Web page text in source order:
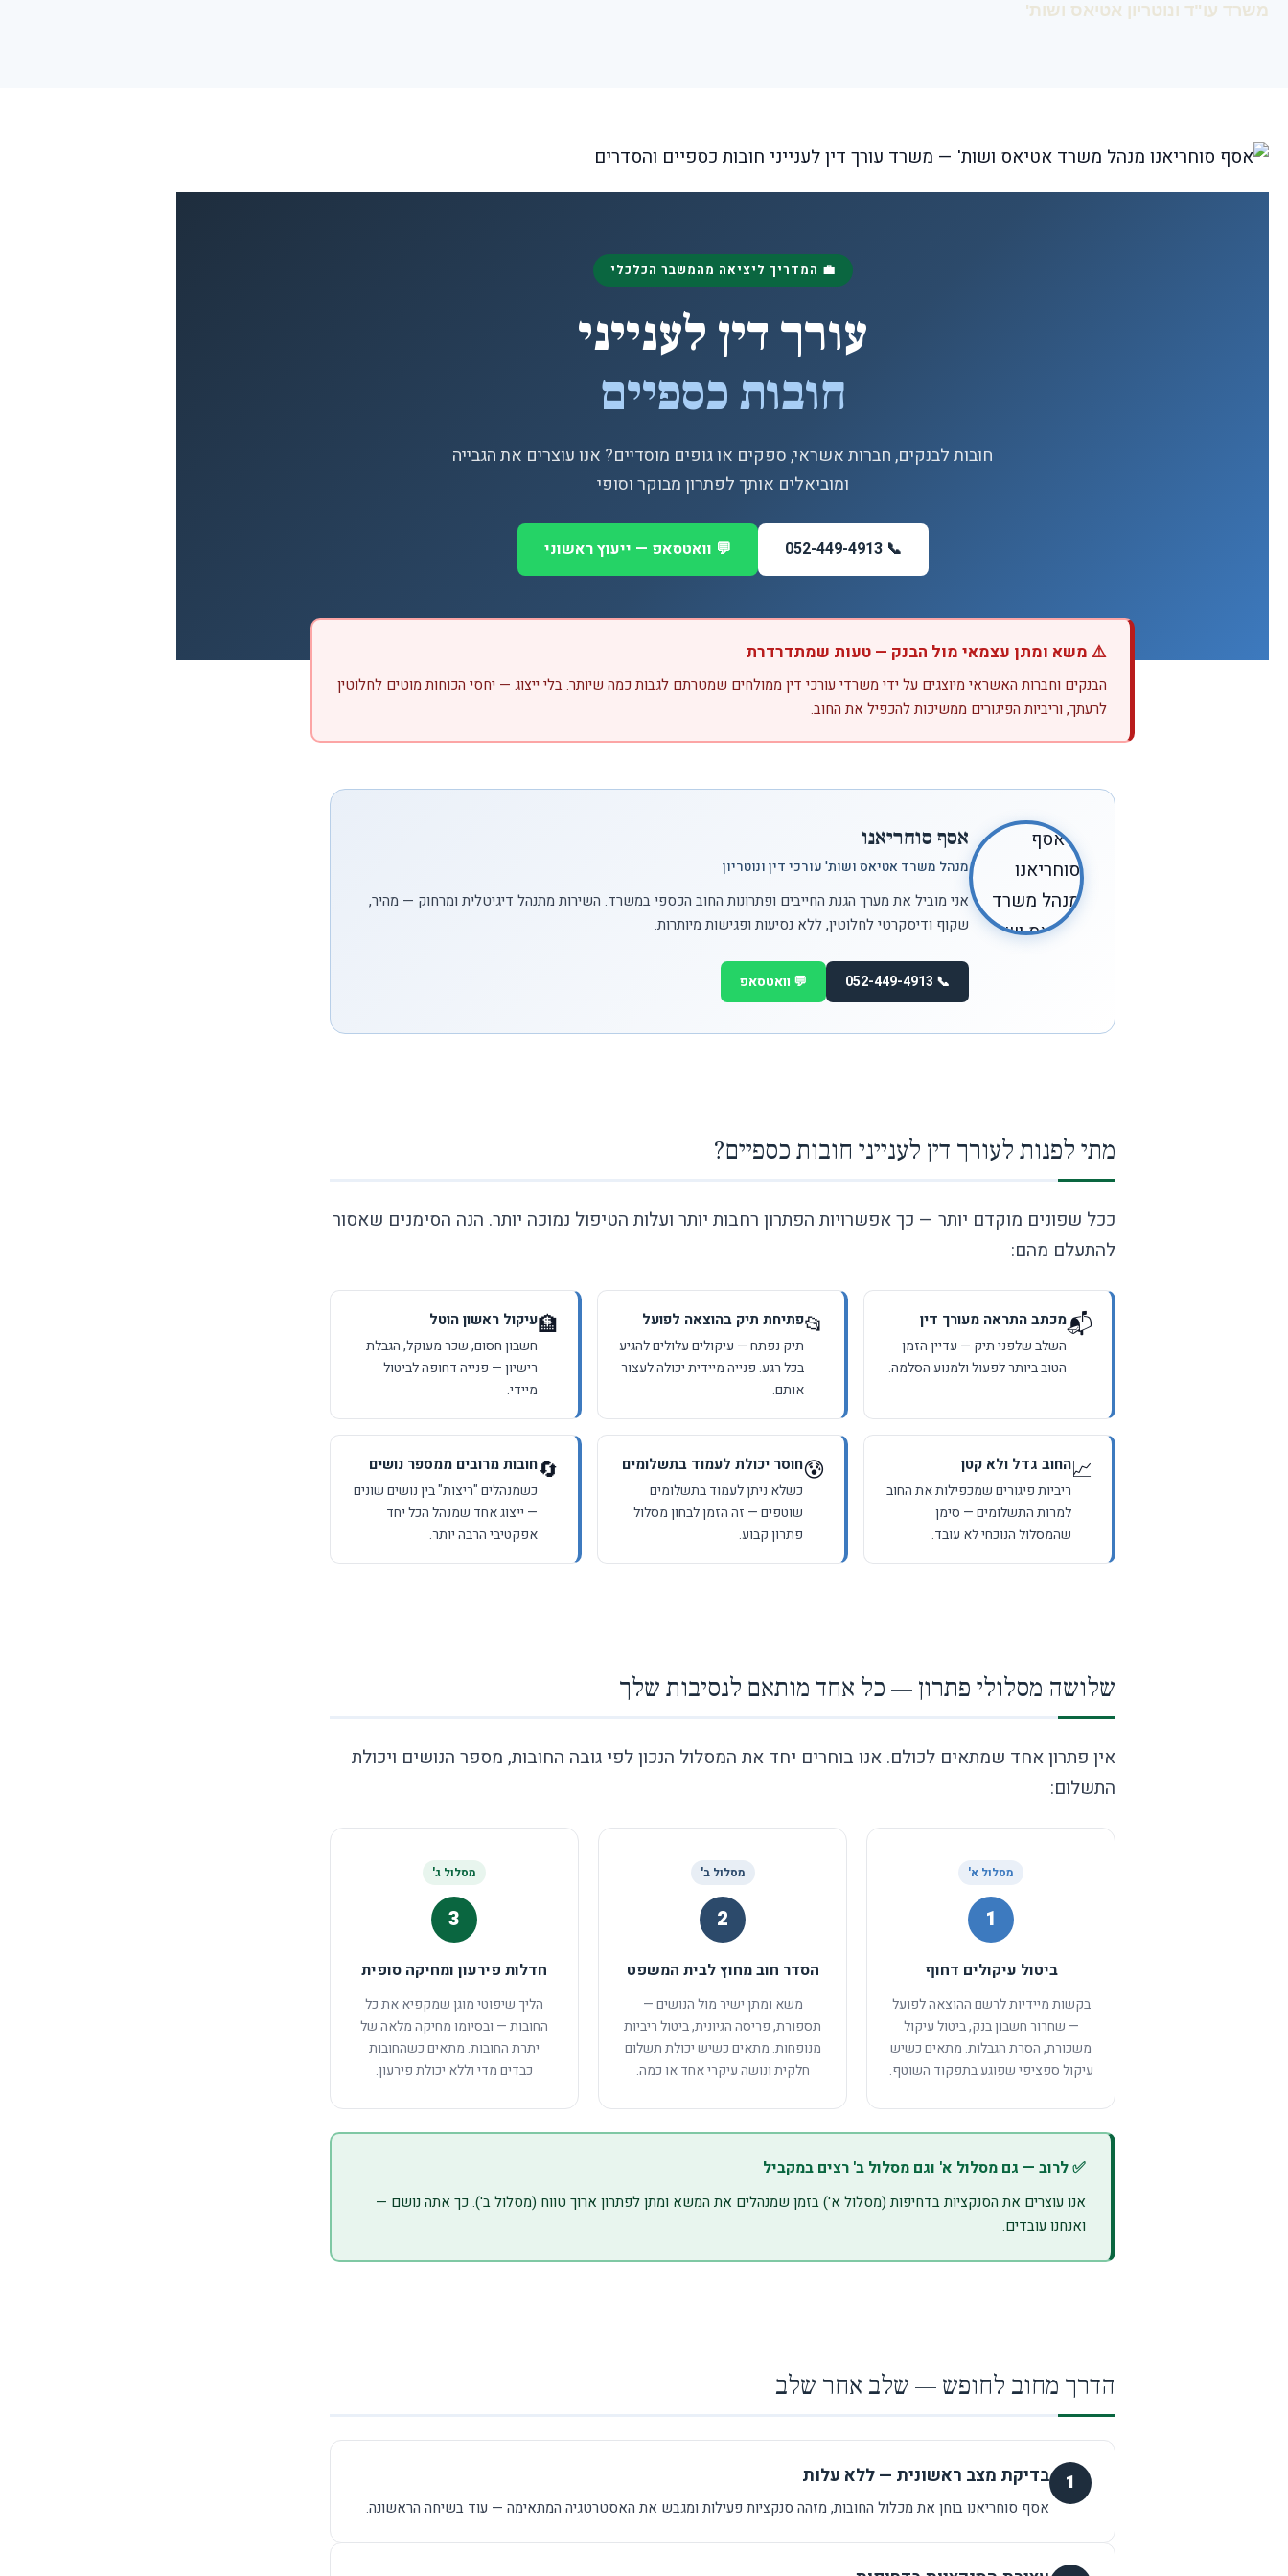
משרד עו"ד ונוטריון אטיאס ושות'
💼 המדריך ליציאה מהמשבר הכלכלי
עורך דין לענייני
חובות כספיים
חובות לבנקים, חברות אשראי, ספקים או גופים מוסדיים? אנו עוצרים את הגבייה
ומוביאלים אותך לפתרון מבוקר וסופי
📞 052-449-4913 💬 וואטסאפ — ייעוץ ראשוני
⚠️ משא ומתן עצמאי מול הבנק — טעות שמתדרדרת
הבנקים וחברות האשראי מיוצגים על ידי משרדי עורכי דין ממולחים שמטרתם לגבות כמה שיותר. בלי ייצוג — יחסי הכוחות מוטים לחלוטין
לרעתך, וריביות הפיגורים ממשיכות להכפיל את החוב.
אסף סוחריאנו
מנהל משרד אטיאס ושות' עורכי דין ונוטריון
אני מוביל את מערך הגנת החייבים ופתרונות החוב הכספי במשרד. השירות מתנהל דיגיטלית ומרחוק — מהיר,
שקוף ודיסקרטי לחלוטין, ללא נסיעות ופגישות מיותרות.
📞 052-449-4913 💬 וואטסאפ
מתי לפנות לעורך דין לענייני חובות כספיים?
ככל שפונים מוקדם יותר — כך אפשרויות הפתרון רחבות יותר ועלות הטיפול נמוכה יותר. הנה הסימנים שאסור
להתעלם מהם:
📬מכתב התראה מעורך דין
השלב שלפני תיק — עדיין הזמן
הטוב ביותר לפעול ולמנוע הסלמה.
📂פתיחת תיק בהוצאה לפועל
תיק נפתח — עיקולים עלולים להגיע
בכל רגע. פנייה מיידית יכולה לעצור
אותם.
🏦עיקול ראשון הוטל
חשבון חסום, שכר מעוקל, הגבלת
רישיון — פנייה דחופה לביטול
מיידי.
📈החוב גדל ולא קטן
ריביות פיגורים שמכפילות את החוב
למרות התשלומים — סימן
שהמסלול הנוכחי לא עובד.
😰חוסר יכולת לעמוד בתשלומים
כשלא ניתן לעמוד בתשלומים
שוטפים — זה הזמן לבחון מסלול
פתרון קבוע.
🔄חובות מרובים ממספר נושים
כשמנהלים "ריצות" בין נושים שונים
— ייצוג אחד שמנהל הכל יחד
אפקטיבי הרבה יותר.
שלושה מסלולי פתרון — כל אחד מותאם לנסיבות שלך
אין פתרון אחד שמתאים לכולם. אנו בוחרים יחד את המסלול הנכון לפי גובה החובות, מספר הנושים ויכולת
התשלום:
מסלול א'
1
ביטול עיקולים דחוף
בקשות מיידיות לרשם ההוצאה לפועל
— שחרור חשבון בנק, ביטול עיקול
משכורת, הסרת הגבלות. מתאים כשיש
עיקול ספציפי שפוגע בתפקוד השוטף.
מסלול ב'
2
הסדר חוב מחוץ לבית המשפט
משא ומתן ישיר מול הנושים —
תספורת, פריסה הגיונית, ביטול ריביות
מנופחות. מתאים כשיש יכולת תשלום
חלקית ונושה עיקרי אחד או כמה.
מסלול ג'
3
חדלות פירעון ומחיקה סופית
הליך שיפוטי מוגן שמקפיא את כל
החובות — ובסיומו מחיקה מלאה של
יתרת החובות. מתאים כשהחובות
כבדים מדי וללא יכולת פירעון.
✅ לרוב — גם מסלול א' וגם מסלול ב' רצים במקביל
אנו עוצרים את הסנקציות בדחיפות (מסלול א') בזמן שמנהלים את המשא ומתן לפתרון ארוך טווח (מסלול ב'). כך אתה נושם —
ואנחנו עובדים.
הדרך מחוב לחופש — שלב אחר שלב
1 בדיקת מצב ראשונית — ללא עלות
אסף סוחריאנו בוחן את מכלול החובות, מזהה סנקציות פעילות ומגבש את האסטרטגיה המתאימה — עוד בשיחה הראשונה.